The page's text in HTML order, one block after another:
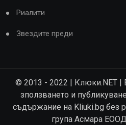
Риалити
Звездите преди
© 2013 - 2022 | Клюки.NET |
зползването и
съдържание на Kliuki.bg без
група Асмара